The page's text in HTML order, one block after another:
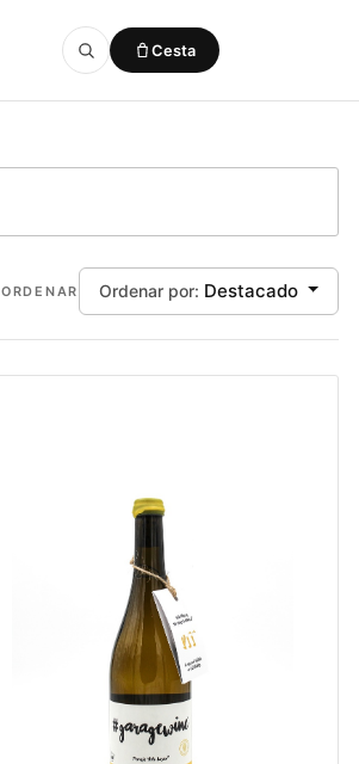
Cesta
ORDENAR Ordenar por: Destacado